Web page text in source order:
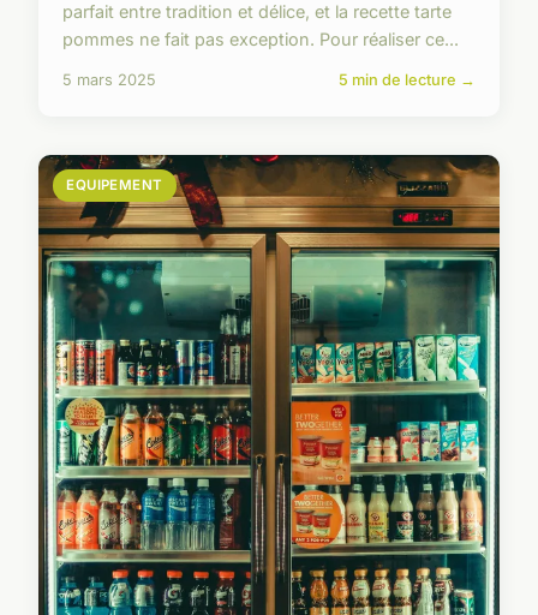
parfait entre tradition et délice, et la recette tarte
pommes ne fait pas exception. Pour réaliser ce...
5 mars 2025 5 min de lecture →
EQUIPEMENT